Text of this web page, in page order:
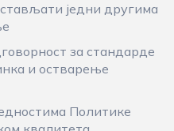
једни другима
за стандарде
и остварење
Политике